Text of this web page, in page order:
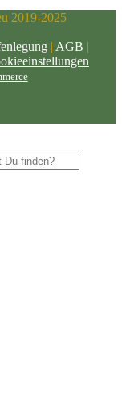
2019-2025
| AGB |